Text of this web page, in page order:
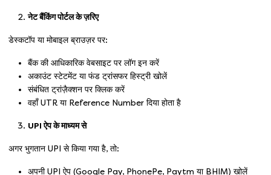
नेट बैंकिंग पोर्टल के ज़रिए
डेस्कटॉप या मोबाइल ब्राउज़र पर:
बैंक की आधिकारिक वेबसाइट पर लॉग इन करें
अकाउंट स्टेटमेंट या फंड ट्रांसफर हिस्ट्री खोलें
संबंधित ट्रांज़ैक्शन पर क्लिक करें
वहाँ UTR या Reference Number दिया होता है
UPI ऐप के माध्यम से
अगर भुगतान UPI से किया गया है, तो:
अपनी UPI ऐप (Google Pay, PhonePe, Paytm या BHIM) खोलें